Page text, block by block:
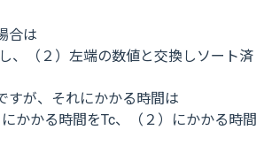
合は
、（２）左端の数値と交換しソート済
すが、それにかかる時間は
かかる時間をTc、（２）にかかる時間